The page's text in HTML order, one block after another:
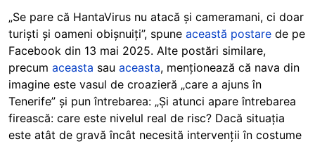
„Se pare că HantaVirus nu atacă și cameramani, ci doar
turiști și oameni obișnuiți”, spune această postare de pe
Facebook din 13 mai 2025. Alte postări similare,
precum aceasta sau aceasta, menționează că nava din
imagine este vasul de croazieră „care a ajuns în
Tenerife” și pun întrebarea: „Și atunci apare întrebarea
firească: care este nivelul real de risc? Dacă situația
este atât de gravă încât necesită intervenții în costume